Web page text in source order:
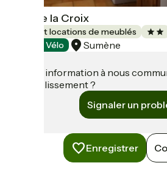
Gîte de la Croix
Gîtes et locations de meublés
Accueil Vélo
Sumène
Une information à nous
établissement ?
Signaler un
Enregistrer